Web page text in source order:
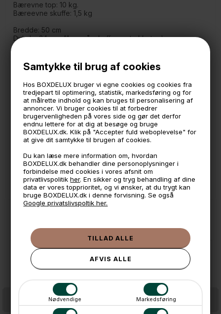
Samtykke til brug af cookies
Hos BOXDELUX bruger vi egne cookies og cookies fra
tredjepart til optimering, statistik, markedsføring og for
at målrette indhold og kan bruges til personalisering af
annoncer. Vi bruger cookies til at forbedrer
brugervenligheden på vores side og gør det derfor
endnu lettere for at dig at besøge og bruge
BOXDELUX.dk. Klik på "Accepter fuld weboplevelse" for
at give dit samtykke til brugen af cookies.
Du kan læse mere information om, hvordan
BOXDELUX.dk behandler dine personoplysninger i
forbindelse med cookies i vores afsnit om
privatlivspolitikher. En sikker og tryg behandling af dine
data er vores topprioritet, og vi ønsker, at du trygt kan
bruge BOXDELUX.dk i denne forvisning. Se også
Google privatslivspoltik her.
Nødvendige Markedsføring
Bærevne top: 10 kg.
Bæreevne skuffe: 1,5 kg
Bredde: 50 cm
Dybde: 24 cm. 41 cm når skuffen er trukket ud.
🕚 Bestil inden 11 & vi sender samme dag på hverdage
🧺 Kan du lægge varen i kurven, er den på lager
🌟 4,9 med over 1200 anmeldelser ★★★★★
📦 Fragtfri v. køb over 999,- ellers fra 49,- med GLS
📱 Kundeservice 50446800 (9-12)
Kundeservicemail@boxdelux.dk (24/7)